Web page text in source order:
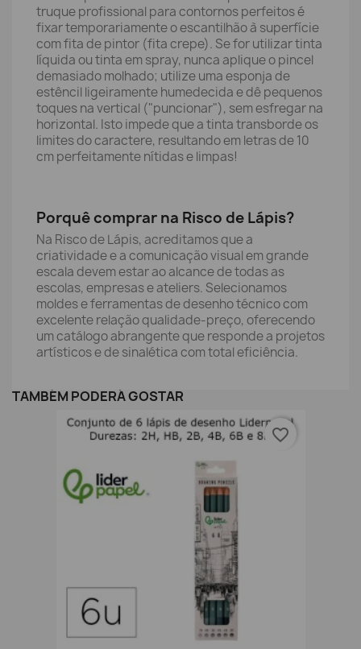
truque profissional para contornos perfeitos é
fixar temporariamente o escantilhão à superfície
com fita de pintor (fita crepe). Se for utilizar tinta
líquida ou tinta em spray, nunca aplique o pincel
demasiado molhado; utilize uma esponja de
estêncil ligeiramente humedecida e dê pequenos
toques na vertical ("puncionar"), sem esfregar na
horizontal. Isto impede que a tinta transborde os
limites do caractere, resultando em letras de 10
cm perfeitamente nítidas e limpas!
Porquê comprar na Risco de Lápis?
Na Risco de Lápis, acreditamos que a
criatividade e a comunicação visual em grande
escala devem estar ao alcance de todas as
escolas, empresas e ateliers. Selecionamos
moldes e ferramentas de desenho técnico com
excelente relação qualidade-preço, oferecendo
um catálogo abrangente que responde a projetos
artísticos e de sinalética com total eficiência.
TAMBÉM PODERÁ GOSTAR
favorite_border